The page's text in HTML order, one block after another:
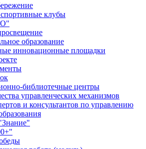
клубы
образование
инновационные площадки
библиотечные центры
управленческих механизмов
и консультантов по управлению